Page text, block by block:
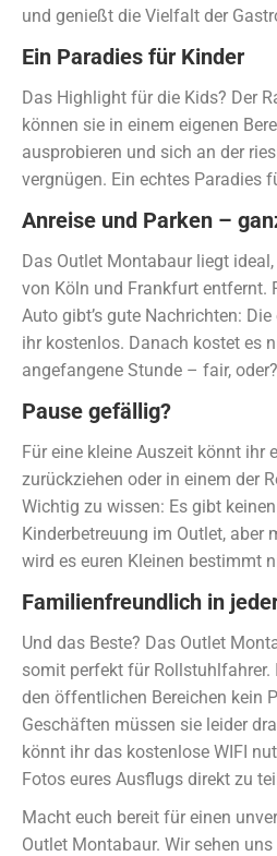
und genießt die Vielfalt der
Ein Paradies für Kinder
Das Highlight für die Kids? Der
können sie in einem eigenen
ausprobieren und sich an der
vergnügen. Ein echtes Paradies
Anreise und Parken –
Das Outlet Montabaur liegt
von Köln und Frankfurt entfernt.
Auto gibt’s gute Nachrichten:
ihr kostenlos. Danach kostet es
angefangene Stunde – fair, oder?
Pause gefällig?
Für eine kleine Auszeit könnt ihr
zurückziehen oder in einem der
Wichtig zu wissen: Es gibt
Kinderbetreuung im Outlet, aber
wird es euren Kleinen bestimmt
Familienfreundlich in
Und das Beste? Das Outlet
somit perfekt für Rollstuhlfahrer.
den öffentlichen Bereichen kein
Geschäften müssen sie leider
könnt ihr das kostenlose WIFI
Fotos eures Ausflugs direkt zu
Macht euch bereit für einen
Outlet Montabaur. Wir sehen uns